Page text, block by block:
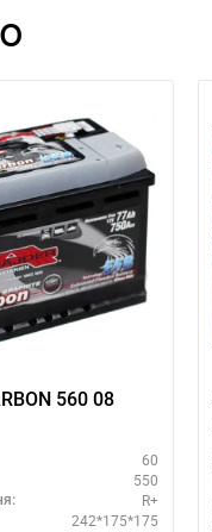
560 08
60
550
R+
242*175*175